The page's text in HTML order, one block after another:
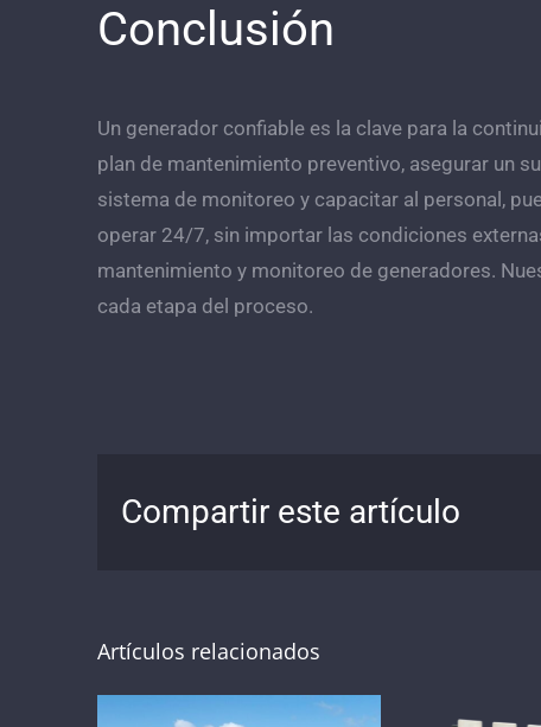
Conclusión
Un generador confiable es la clave para la
plan de mantenimiento preventivo, asegurar un
sistema de monitoreo y capacitar al personal,
operar 24/7, sin importar las condiciones
mantenimiento y monitoreo de generadores.
cada etapa del proceso.
Compartir este artículo
Artículos relacionados